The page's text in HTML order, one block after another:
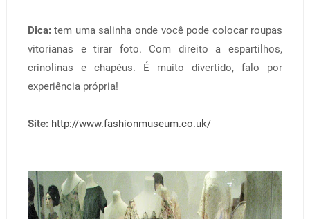
Dica:tem uma salinha onde você pode colocar roupas
vitorianas e tirar foto. Com direito a espartilhos,
crinolinas e chapéus. É muito divertido, falo por
experiência própria!
Site: http://www.fashionmuseum.co.uk/